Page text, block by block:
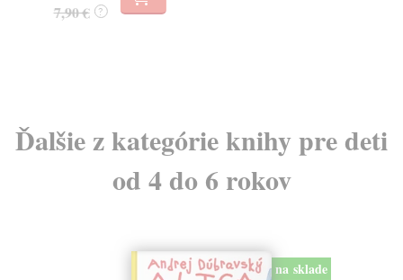
7,90 € ?
Ďalšie z kategórie knihy pre deti
od 4 do 6 rokov
na sklade